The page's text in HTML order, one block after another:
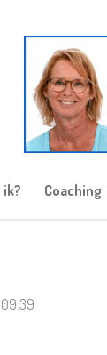
ik? Coaching
09:39